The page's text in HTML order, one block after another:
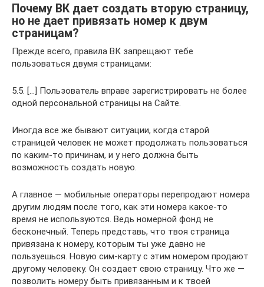
Почему ВК дает создать вторую страницу,
но не дает привязать номер к двум
страницам?
Прежде всего, правила ВК запрещают тебе
пользоваться двумя страницами:
5.5. […] Пользователь вправе зарегистрировать не более
одной персональной страницы на Сайте.
Иногда все же бывают ситуации, когда старой
страницей человек не может продолжать пользоваться
по каким-то причинам, и у него должна быть
возможность создать новую.
А главное — мобильные операторы перепродают номера
другим людям после того, как эти номера какое-то
время не используются. Ведь номерной фонд не
бесконечный. Теперь представь, что твоя страница
привязана к номеру, которым ты уже давно не
пользуешься. Новую сим-карту с этим номером продают
другому человеку. Он создает свою страницу. Что же —
позволить номеру быть привязанным и к твоей